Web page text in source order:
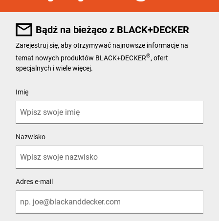
Bądź na bieżąco z BLACK+DECKER
Zarejestruj się, aby otrzymywać najnowsze informacje na
temat nowych produktów BLACK+DECKER® , ofert
specjalnych i wiele więcej.
Imię
Nazwisko
Adres e-mail